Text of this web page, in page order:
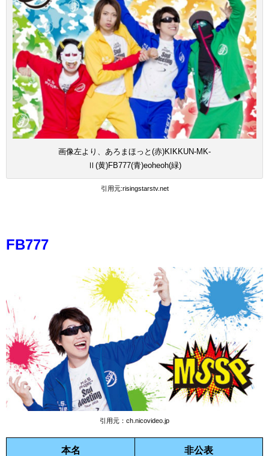
画像左より、あろまほっと(赤)KIKKUN-MK-
Ⅱ(黄)FB777(青)eoheoh(緑)
引用元:risingstarstv.net
FB777
引用元： ch.nicovideo.jp
本名 非公表